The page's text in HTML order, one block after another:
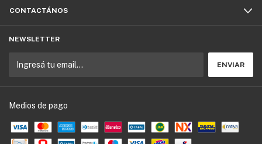
CONTACTÁNOS
NEWSLETTER
Medios de pago